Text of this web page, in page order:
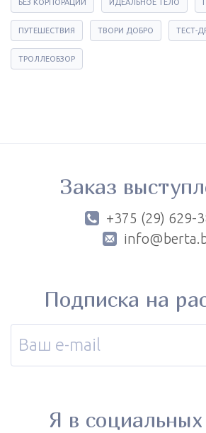
БЕЗ КОРПОРАЦИЙ ИДЕАЛЬНОЕ ТЕЛО
ПУТЕШЕСТВИЯ ТВОРИ ДОБРО ТЕСТ-
ТРОЛЛЕОБЗОР
Заказ
+375 (29) 629-
Подписка на
Я в социальных